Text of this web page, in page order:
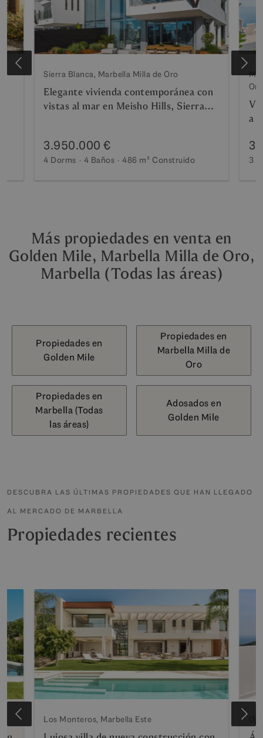
Sierra Blanca, Marbella Milla de Oro
Elegante vivienda contemporánea con
vistas al mar en Meisho Hills, Sierra
3.950.000 €
4 Dorms 4 Baños 486 m² Construido
Oro
a
3
Más propiedades en venta en
Golden Mile, Marbella Milla de Oro,
Marbella (Todas las áreas)
Propiedades en
Golden Mile
Propiedades en
Marbella Milla de
Oro
Propiedades en
Marbella (Todas
las áreas)
Adosados en
Golden Mile
DESCUBRA LAS ÚLTIMAS PROPIEDADES QUE HAN LLEGADO
AL MERCADO DE MARBELLA
Propiedades recientes
Los Monteros, Marbella Este